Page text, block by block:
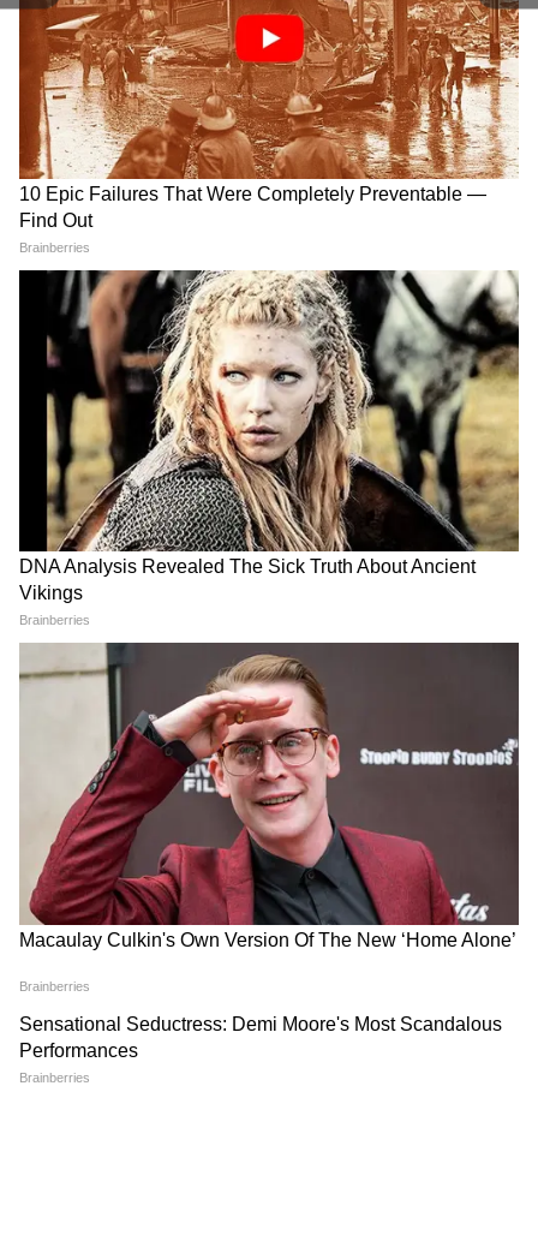
दोगुना हो जाता है। ऑटिज्म से पीड़ित बच्चों को सामान्य
बच्चों से ज्यादा केयर की जरूरत होती है, इसलिए पेरेंट्स
को पहले उन्हें समझाना, उसके बाद बोलना सिखाना
चाहिए और धीरे-धीरे उन्हें सोशल करना चाहिए। जितना
हो सके उन्हें तनाव और शोर-शराबे के माहौल से दूर रखना
चाहिए, क्योंकि इससे ये एग्रेसिव हो सकते हैं।
और पढ़ें-बेबी पॉड से लेकर स्पेस में बच्चा होने तक,
पढ़ें 8 Shocking Case
RECOMMENDED STORIES
Chandipura Virus: गुजरात-
राजस्थान में चांदीपुरा वायरस का
कहर, केंद्र ने संभाला मोर्चा
Cancer Treatment: कीमो के के
बाद क्यों बिगड़ती है तबीयत और
कितने खतरनाक हैं दुष्प्रभाव? जानिए
बचाव के उपाय
आंखों के अंदर लगाती हैं काजल?
डॉक्टर ने बताया कैसे बढ़ सकता है
स्टाई और कैलाजियन का खतरा
'100% नैचुरल' दावा पड़ा भारी',
FSSAI का Dabur पर बड़ा एक्शन-
कई प्रोडक्ट्स की बिक्री पर लगाया
बैन
LATEST VIDEOS
Rahul Gandhi से मिलीं CJP Protest में
लाठी खाने वाली Muskaan, Delhi Police से
दाग दिया ये सवाल!